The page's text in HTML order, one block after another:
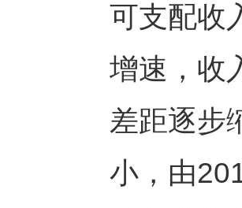
可支配收
增速，收
差距逐步
小，由